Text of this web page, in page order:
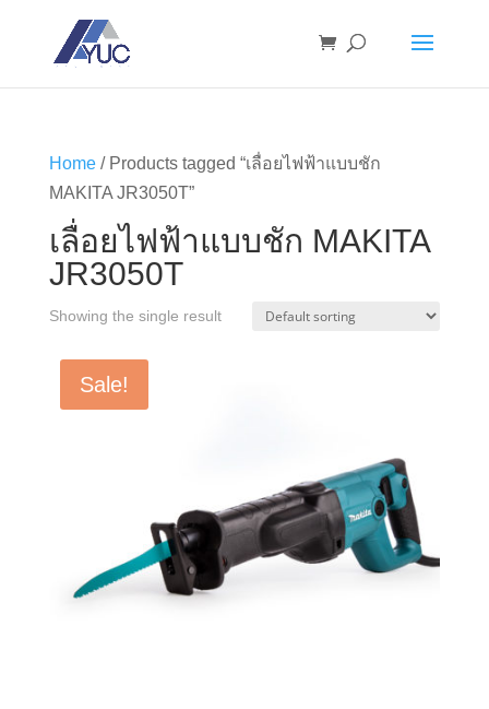
Home/ Products tagged “เลื่อยไฟฟ้าแบบชัก
MAKITA JR3050T”
เลื่อยไฟฟ้าแบบชัก MAKITA
JR3050T
Showing the single result
Sale!